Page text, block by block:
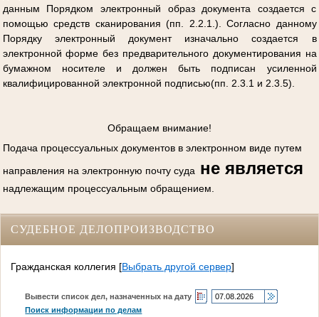
данным Порядком электронный образ документа создается с
помощью средств сканирования (пп. 2.2.1.). Согласно данному
Порядку электронный документ изначально создается в
электронной форме без предварительного документирования на
бумажном носителе и должен быть подписан усиленной
квалифицированной электронной подписью(пп. 2.3.1 и 2.3.5).
Обращаем внимание!
Подача процессуальных документов в электронном виде путем
направления на электронную почту суда не является
надлежащим процессуальным обращением.
СУДЕБНОЕ ДЕЛОПРОИЗВОДСТВО
Гражданская коллегия [Выбрать другой сервер]
Вывести список дел, назначенных на дату
Поиск информации по делам